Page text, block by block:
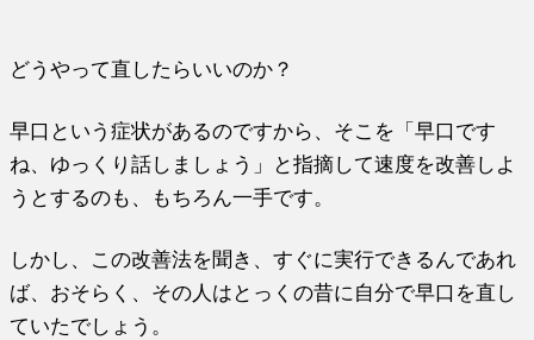
どうやって直したらいいのか？
早口という症状があるのですから、そこを「早口です
ね、ゆっくり話しましょう」と指摘して速度を改善しよ
うとするのも、もちろん一手です。
しかし、この改善法を聞き、すぐに実行できるんであれ
ば、おそらく、その人はとっくの昔に自分で早口を直し
ていたでしょう。